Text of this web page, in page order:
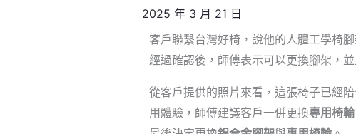
2025 年 3 月 21 日
客戶聯繫台灣好椅，說他的人體工學椅
經過確認後，師傅表示可以更換腳架，
從客戶提供的照片來看，這張椅子已經
用體驗，師傅建議客戶一併更換專用椅輪